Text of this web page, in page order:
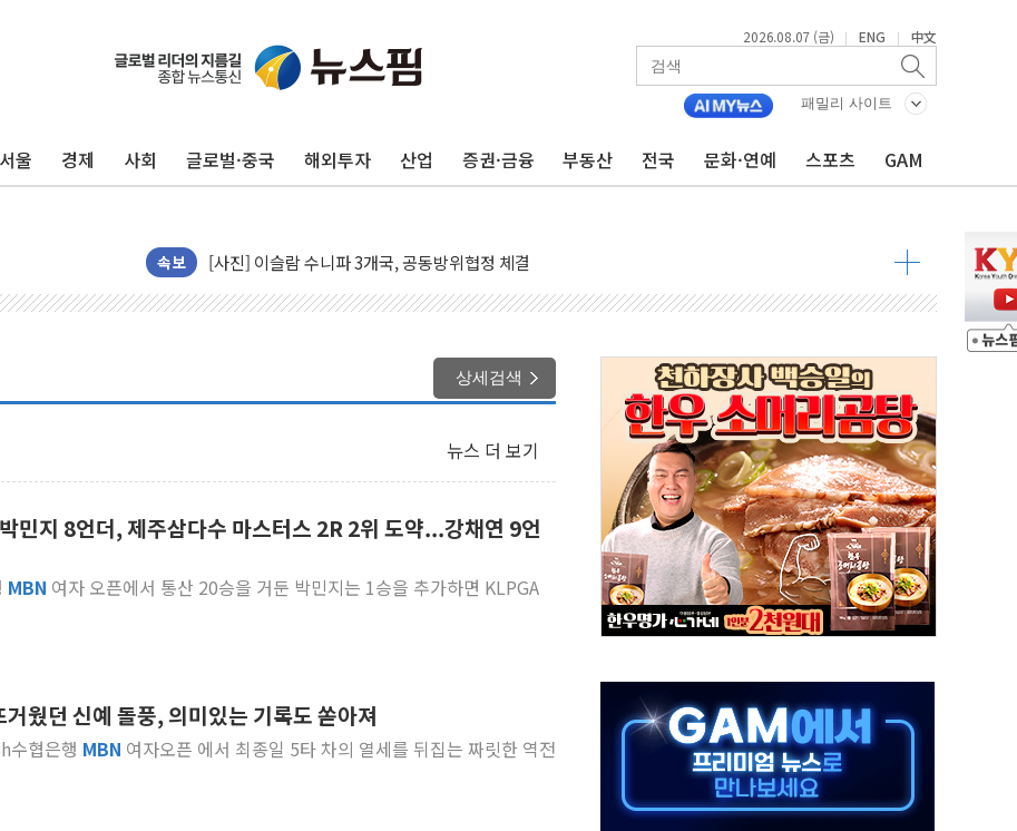
2026.08.07 (금) | ENG | 中文
패밀리 사이트
울 경제 사회 글로벌·중국 해외투자 산업 증권·금융 부동산 전국 문화·연예 스포츠 GAM
속보
뉴욕증시 프리뷰, 美 고용 쇼크에 금리 인상 우려 후퇴…나스닥 선물 1%대 상승
[종합] 美 7월 고용 2만3000명 감소 '쇼크'…9월 금리 인상 기대 후퇴
뉴욕증시 개장 전 특징주...아틀라시안·클라우드플레어·태양광주↑ VS 트레이드데스크·웬디스↓
보훈부, 미 DPAA와 MOU… "6·25 미군 실종자 7359명 끝까지 찾겠다"
특정 정치인 측근 포항시 정책특보 내정설...포항시 '시끌'
李 "해남 태양광, 대한민국 다음 100년 밑거름…수도권 집중 완화 전환점"
李 대통령, '6시간 마라톤 부동산 2차 회의' 주재… "전폭적 공급 확대·속도전 총력"
트럼프, 中 겨냥 폴리실리콘 관세 15% 부과…美 태양광주 급등
이란와이어 "이란 최고지도자 위독…곧 사망해도 놀랍지 않아"
남동발전, 해남군에 국내 최대 규모 400MW 태양광 착공…여의도 1.6배 규모
[인도증시] 중동 불안 속 유가 상승에 소폭 하락...금융주 낙폭 커
황희 '폐버스 청년주택' SNS 글 역풍에 "정부정책 아냐" 해명
사우디·튀르키예·파키스탄, '공동방위협정' 체결… 수니파 국가들의 새 안보 협력 구도
신길동 신축도 3.3㎡당 7250만원…써밋 클라비온 59㎡ 18억원대
용산공원·그린벨트로 또 충돌…반복되는 국토부-서울시 '정책 엇박자'
[AI 부동산 투데이] 특공 전략도 '극과 극'…생애최초만 경쟁 치열
상세검색
뉴스 더 보기
민지 8언더, 제주삼다수 마스터스 2R 2위 도약...강채연 9언
MBN 여자 오픈에서 통산 20승을 거둔 박민지는 1승을 추가하면 KLPGA
웠던 신예 돌풍, 의미있는 기록도 쏟아져
지는 지난 5월 Sh수협은행 MBN 여자오픈 에서 최종일 5타 차의 열세를 뒤집는 짜릿한 역전